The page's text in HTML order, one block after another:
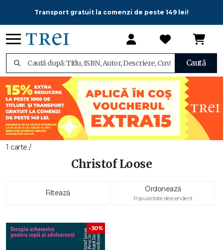
Transport gratuit la comenzi de peste 149 lei!
Caută
1 carte /
Christof Loose
Filtează Ordonează
Popularitate descendent
-30%